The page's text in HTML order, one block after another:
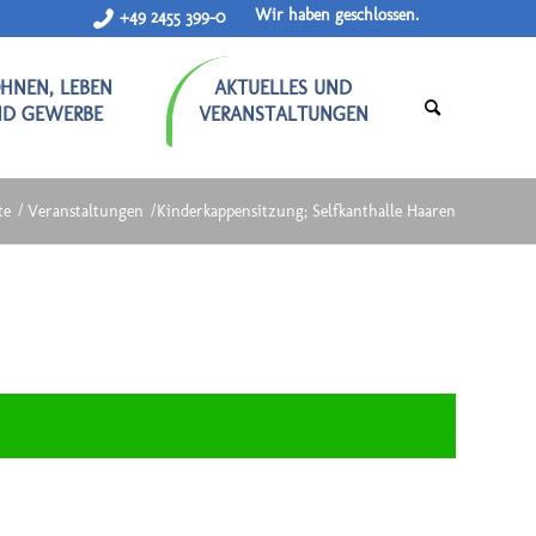
+49 2455 399-0 Wir haben geschlossen.
LEBEN
GEWERBE
AKTUELLES UND
VERANSTALTUNGEN
/ Veranstaltungen /Kinderkappensitzung; Selfkanthalle Haaren